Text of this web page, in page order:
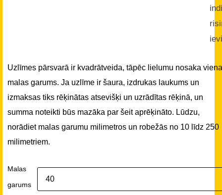
Uzlīmes pārsvarā ir kvadrātveida, tāpēc lielumu nosaka
malas garums. Ja uzlīme ir šaura, izdrukas laukums un
izmaksas tiks rēķinātas atsevišķi un uzrādītas rēķinā, un
summa noteikti būs mazāka par šeit aprēķināto. Lūdzu,
norādiet malas garumu milimetros un robežās no 10 līdz 250
milimetriem.
Malas
garums